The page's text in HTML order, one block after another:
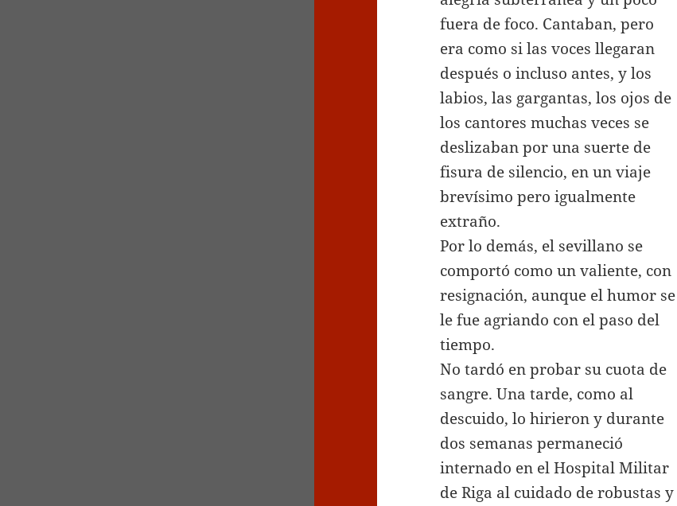
fuera de foco. Cantaban, pero
era como si las voces llegaran
después o incluso antes, y los
labios, las gargantas, los ojos de
los cantores muchas veces se
deslizaban por una suerte de
fisura de silencio, en un viaje
brevísimo pero igualmente
extraño.
Por lo demás, el sevillano se
comportó como un valiente, con
resignación, aunque el humor se
le fue agriando con el paso del
tiempo.
No tardó en probar su cuota de
sangre. Una tarde, como al
descuido, lo hirieron y durante
dos semanas permaneció
internado en el Hospital Militar
de Riga al cuidado de robustas y